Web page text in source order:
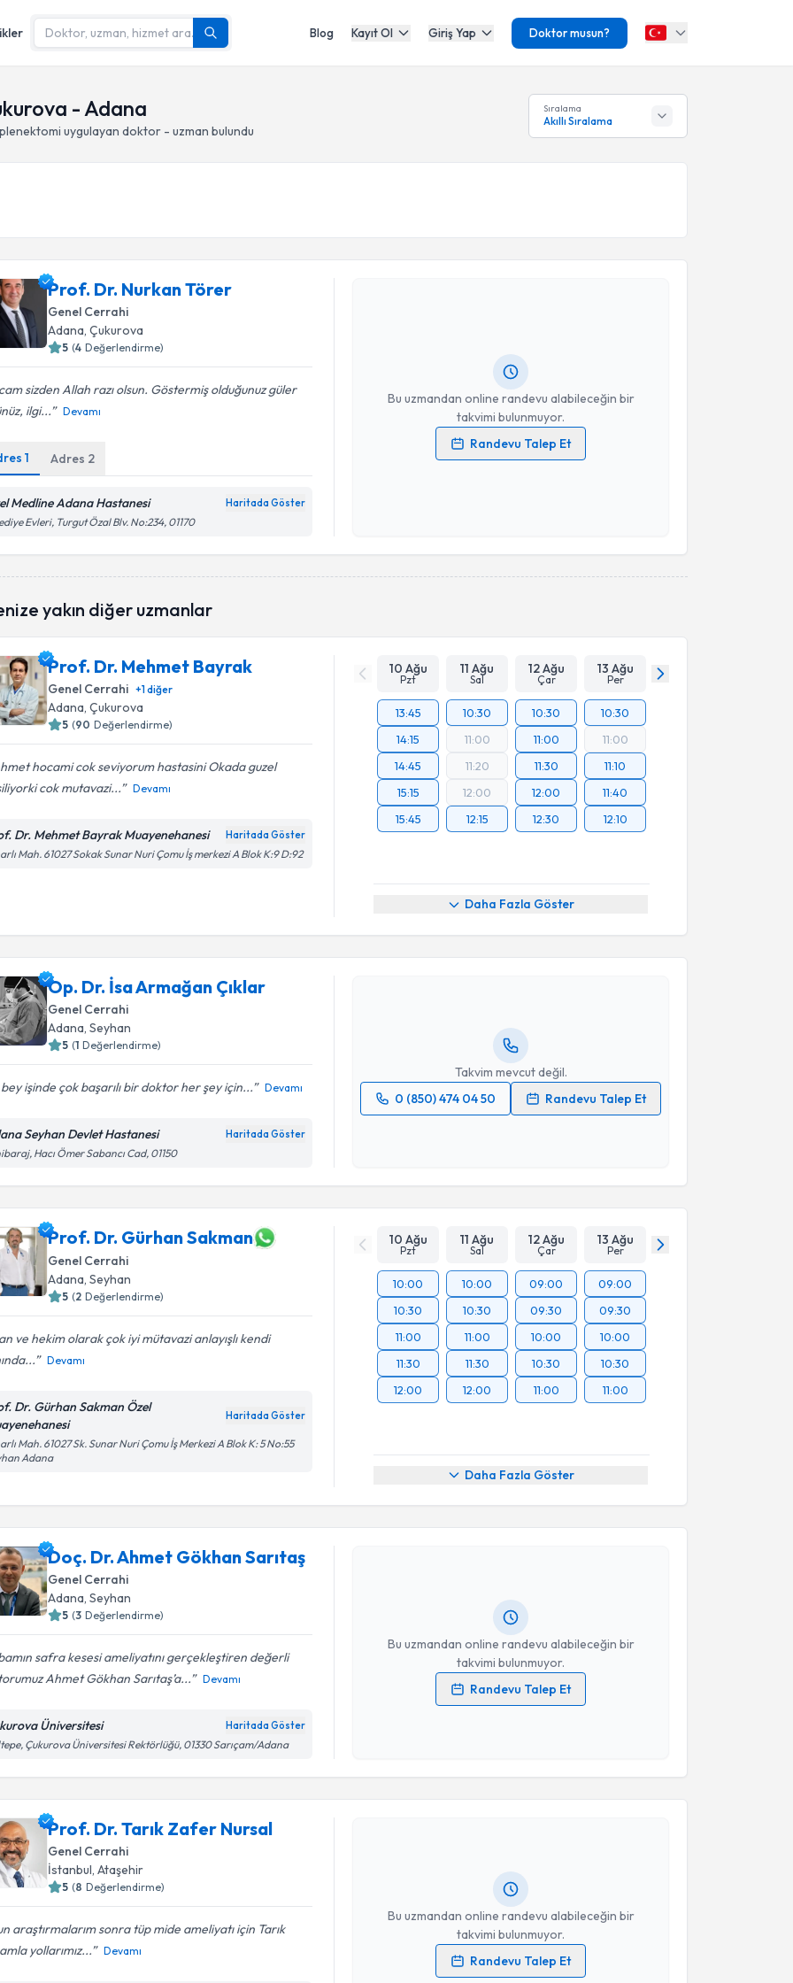
Blog Kayıt Ol Giriş Yap Doktor musun?
- Adana
uygulayan doktor - uzman bulundu
Sıralama
Akıllı Sıralama
Prof. Dr. Nurkan Törer
Genel Cerrahi
Adana, Çukurova
5 (4 Değerlendirme)
sizden Allah razı olsun. Göstermiş olduğunuz güler
ilgi...
Devamı
1 Adres 2
Medline Adana Hastanesi Haritada Göster
Evleri, Turgut Özal Blv. No:234, 01170
Bu uzmandan online randevu alabileceğin bir
takvimi bulunmuyor.
Randevu Talep Et
Kişisel verilerimin işlenmesine ilişkinAydınlatma Metni
Takvim Talebini Gönder
yakın diğer uzmanlar
Prof. Dr. Mehmet Bayrak
Genel Cerrahi +1diğer
Adana, Çukurova
5 (90 Değerlendirme)
hocami cok seviyorum hastasini Okada guzel
cok mutavazi...
Devamı
Dr. Mehmet Bayrak Muayenehanesi Haritada Göster
Mah. 61027 Sokak Sunar Nuri Çomu İş merkezi A Blok K:9 D:92
10 Ağu
Pzt
11 Ağu
Sal
12 Ağu
Çar
13 Ağu
Per
13:45
14:15
14:45
15:15
15:45
10:30
11:00
11:20
12:00
12:15
10:30
11:00
11:30
12:00
12:30
10:30
11:00
11:10
11:40
12:10
Daha Fazla Göster
Op. Dr. İsa Armağan Çıklar
Genel Cerrahi
Adana , Seyhan
5 (1 Değerlendirme)
işinde çok başarılı bir doktor her şey için... Devamı
Seyhan Devlet Hastanesi Haritada Göster
Hacı Ömer Sabancı Cad, 01150
Takvim mevcut değil.
0 (850) 474 04 50
Randevu Talep Et
Randevu Takvimi Talebi
Prof. Dr. Gürhan Sakman
Genel Cerrahi
Adana , Seyhan
5 (2 Değerlendirme)
ve hekim olarak çok iyi mütavazi anlayışlı kendi
Devamı
Dr. Gürhan Sakman Özel
Haritada Göster
Mah. 61027 Sk. Sunar Nuri Çomu İş Merkezi A Blok K: 5 No:55
Adana
10 Ağu
Pzt
11 Ağu
Sal
12 Ağu
Çar
13 Ağu
Per
10:00
10:30
11:00
11:30
12:00
10:00
10:30
11:00
11:30
12:00
09:00
09:30
10:00
10:30
11:00
09:00
09:30
10:00
10:30
11:00
Daha Fazla Göster
Doç. Dr. Ahmet Gökhan Sarıtaş
Genel Cerrahi
Adana, Seyhan
5 (3 Değerlendirme)
safra kesesi ameliyatını gerçekleştiren değerli
Ahmet Gökhan Sarıtaş’a...
Devamı
Üniversitesi Haritada Göster
Çukurova Üniversitesi Rektörlüğü, 01330 Sarıçam/Adana
Bu uzmandan online randevu alabileceğin bir
takvimi bulunmuyor.
Randevu Talep Et
Randevu Takvimi Talebi
Doç. Dr. Ahmet Gökhan Sarıtaş
Kişisel verilerimin işlenmesine ilişkinAydınlatma Metni
Takvim Talebini Gönder
Prof. Dr. Tarık Zafer Nursal
Genel Cerrahi
İstanbul, Ataşehir
5 (8 Değerlendirme)
araştırmalarım sonra tüp mide ameliyatı için Tarık
yollarımız...
Devamı
Bu uzmandan online randevu alabileceğin bir
takvimi bulunmuyor.
Randevu Talep Et
Randevu Takvimi Talebi
Prof. Dr. Tarık Zafer Nursal
Kişisel verilerimin işlenmesine ilişkinAydınlatma Metni